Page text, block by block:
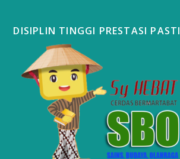
DISIPLIN TINGGI PRESTASI PASTI